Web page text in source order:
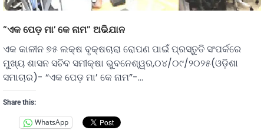
“ଏକ ପେଡ଼ ମା’ କେ ନାମ” ଅଭିଯାନ
ଏକ କାଳୀନ ୭୫ ଲକ୍ଷ ବୃକ୍ଷଚାରା ରୋପଣ ପାଇଁ ପ୍ରସ୍ତୁତି ସଂପର୍କରେ
ମୁଖ୍ୟ ଶାସନ ସଚିବ ସମୀକ୍ଷା ଭୁବନେଶ୍ୱର,୦୪/୦୯/୨୦୨୫(ଓଡ଼ିଶା
ସମାଚାର)- “ଏକ ପେଡ଼ ମା’ କେ ନାମ”-…
Share this:
WhatsApp